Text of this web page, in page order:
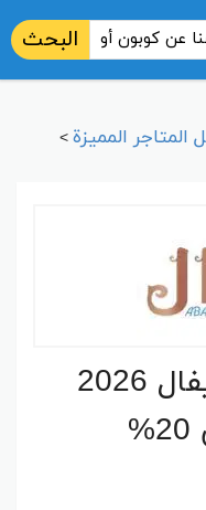
البحث
المميزة >
كود خصم عبايات ريفال 2026
احدث كوبونات حتى 20%